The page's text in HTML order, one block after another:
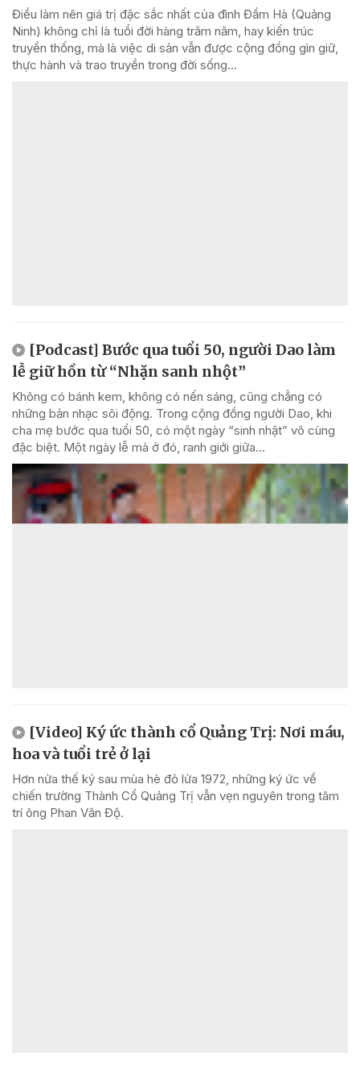
Điều làm nên giá trị đặc sắc nhất của đình Đầm Hà (Quảng
Ninh) không chỉ là tuổi đời hàng trăm năm, hay kiến trúc
truyền thống, mà là việc di sản vẫn được cộng đồng gìn giữ,
thực hành và trao truyền trong đời sống...
[Podcast] Bước qua tuổi 50, người Dao làm
lễ giữ hồn từ “Nhặn sanh nhột”
Không có bánh kem, không có nến sáng, cũng chẳng có
những bản nhạc sôi động. Trong cộng đồng người Dao, khi
cha mẹ bước qua tuổi 50, có một ngày “sinh nhật” vô cùng
đặc biệt. Một ngày lễ mà ở đó, ranh giới giữa...
[Video] Ký ức thành cổ Quảng Trị: Nơi máu,
hoa và tuổi trẻ ở lại
Hơn nửa thế kỷ sau mùa hè đỏ lửa 1972, những ký ức về
chiến trường Thành Cổ Quảng Trị vẫn vẹn nguyên trong tâm
trí ông Phan Văn Độ.